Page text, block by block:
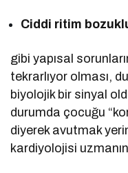
Ciddi ritim
gibi yapısal
tekrarlıyor olması,
biyolojik bir sinyal
durumda çocuğu
diyerek avutmak
kardiyolojisi